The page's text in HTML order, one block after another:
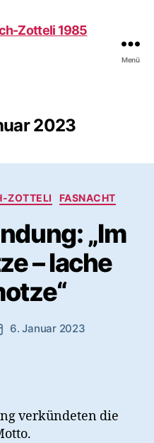
Menü
2023
ZOTTELI FASNACHT
„Im
– lache
6. Januar 2023
verkündeten die